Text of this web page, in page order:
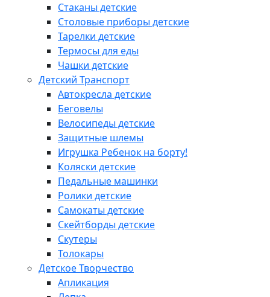
Стаканы детские
Столовые приборы детские
Тарелки детские
Термосы для еды
Чашки детские
Детский Транспорт
Автокресла детские
Беговелы
Велосипеды детские
Защитные шлемы
Игрушка Ребенок на борту!
Коляски детские
Педальные машинки
Ролики детские
Самокаты детские
Скейтборды детские
Скутеры
Толокары
Детское Творчество
Апликация